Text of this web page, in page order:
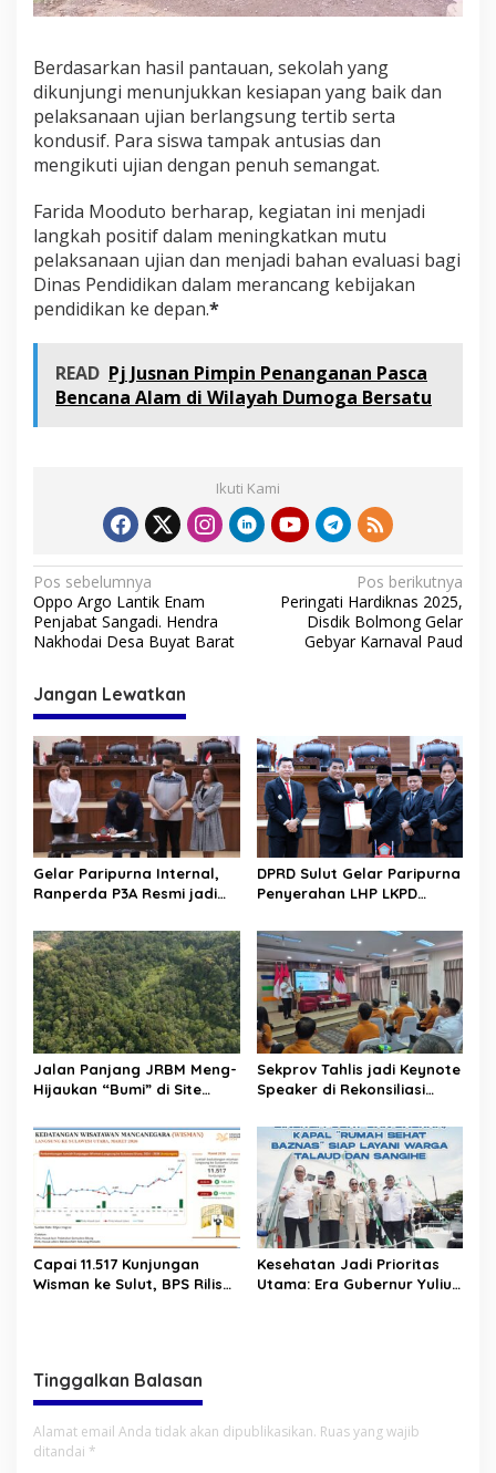
Berdasarkan hasil pantauan, sekolah yang
dikunjungi menunjukkan kesiapan yang baik dan
pelaksanaan ujian berlangsung tertib serta
kondusif. Para siswa tampak antusias dan
mengikuti ujian dengan penuh semangat.
Farida Mooduto berharap, kegiatan ini menjadi
langkah positif dalam meningkatkan mutu
pelaksanaan ujian dan menjadi bahan evaluasi bagi
Dinas Pendidikan dalam merancang kebijakan
pendidikan ke depan.*
READ Pj Jusnan Pimpin Penanganan Pasca
Bencana Alam di Wilayah Dumoga Bersatu
Ikuti Kami
N
a
v
i
g
a
s
i
p
o
s
Pos sebelumnya
Oppo Argo Lantik Enam
Penjabat Sangadi. Hendra
Nakhodai Desa Buyat Barat
Pos berikutnya
Peringati Hardiknas 2025,
Disdik Bolmong Gelar
Gebyar Karnaval Paud
Jangan Lewatkan
Gelar Paripurna Internal,
Ranperda P3A Resmi jadi
Sulut
DPRD Sulut Gelar Paripurna
Penyerahan LHP LKPD
kalinya
Jalan Panjang JRBM Meng-
Hijaukan “Bumi” di Site
hingga Aksi Ilegal Mining
Sekprov Tahlis jadi Keynote
Speaker di Rekonsiliasi
Capai 11.517 Kunjungan
Wisman ke Sulut, BPS Rilis
Kesehatan Jadi Prioritas
Utama: Era Gubernur Yulius
Tinggalkan Balasan
Alamat email Anda tidak akan dipublikasikan. Ruas yang wajib
ditandai *